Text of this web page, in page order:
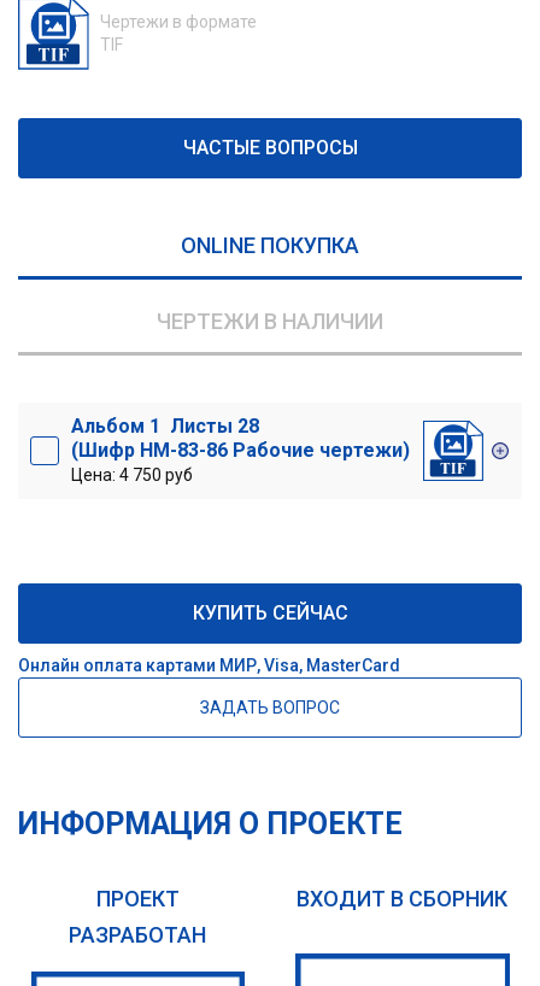
Чертежи в формате
TIF
ЧАСТЫЕ ВОПРОСЫ
ONLINE ПОКУПКА
ЧЕРТЕЖИ В НАЛИЧИИ
Альбом 1 Листы 28
(Шифр НМ-83-86 Рабочие чертежи)
Цена: 4 750 руб
КУПИТЬ СЕЙЧАС
Онлайн оплата картами МИР, Visa, MasterCard
ЗАДАТЬ ВОПРОС
ИНФОРМАЦИЯ О ПРОЕКТЕ
ПРОЕКТ
РАЗРАБОТАН
ВХОДИТ В СБОРНИК